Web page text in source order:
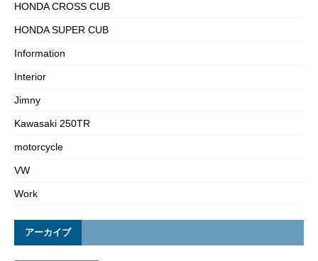
HONDA CROSS CUB
HONDA SUPER CUB
Information
Interior
Jimny
Kawasaki 250TR
motorcycle
VW
Work
アーカイブ